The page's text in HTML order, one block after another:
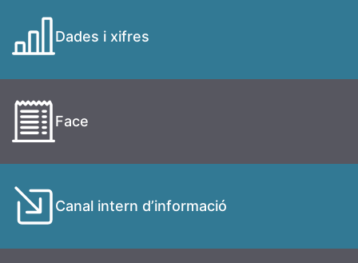
Dades i xifres
Face
Canal intern d’informació